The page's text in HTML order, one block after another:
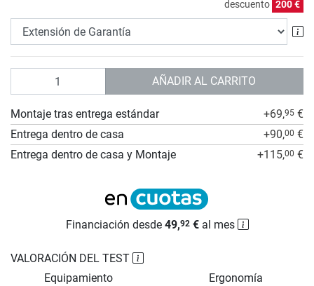
descuento 200 €
AÑADIR AL CARRITO
VALORACIÓN DEL TEST
Equipamiento
Ergonomía
Montaje tras entrega estándar +69,95 €
Entrega dentro de casa
+90,00 €
Entrega dentro de casa y Montaje
+115,00 €
Financiación desde 49,92€al mes